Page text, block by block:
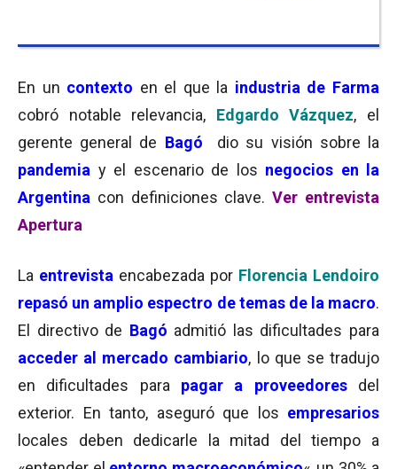
En un contexto en el que la industria de Farma
cobró notable relevancia, Edgardo Vázquez, el
gerente general de Bagó
dio su visión sobre la
pandemia y el escenario de los negocios en la
Argentina con definiciones clave. Ver entrevista
Apertura
La entrevista encabezada por Florencia Lendoiro
repasó un amplio espectro de temas de la macro.
El directivo de Bagó admitió las dificultades para
acceder al mercado cambiario, lo que se tradujo
en dificultades para pagar a proveedores
del
exterior. En tanto, aseguró que los empresarios
locales deben dedicarle la mitad del tiempo a